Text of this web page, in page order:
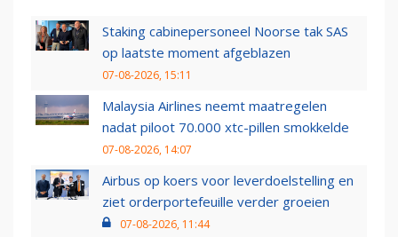
Staking cabinepersoneel Noorse tak SAS
op laatste moment afgeblazen
07-08-2026, 15:11
Malaysia Airlines neemt maatregelen
nadat piloot 70.000 xtc-pillen smokkelde
07-08-2026, 14:07
Airbus op koers voor leverdoelstelling en
ziet orderportefeuille verder groeien
07-08-2026, 11:44